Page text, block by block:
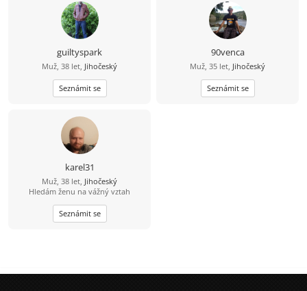
překážkou????
guiltyspark
Muž, 38 let, Jihočeský
Seznámit se
90venca
Muž, 35 let, Jihočeský
Seznámit se
karel31
Muž, 38 let, Jihočeský
Hledám ženu na vážný vztah
Seznámit se